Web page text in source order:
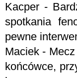
Kacper -
spotkania
pewne
Maciek -
końcówce,